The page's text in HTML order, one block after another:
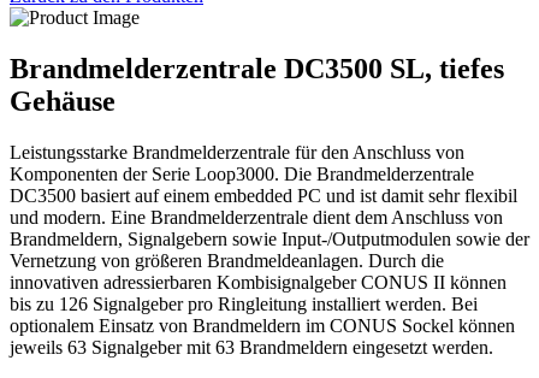
Brandmelderzentrale DC3500 SL, tiefes
Gehäuse
Leistungsstarke Brandmelderzentrale für den Anschluss von
Komponenten der Serie Loop3000. Die Brandmelderzentrale
DC3500 basiert auf einem embedded PC und ist damit sehr flexibil
und modern. Eine Brandmelderzentrale dient dem Anschluss von
Brandmeldern, Signalgebern sowie Input-/Outputmodulen sowie der
Vernetzung von größeren Brandmeldeanlagen. Durch die
innovativen adressierbaren Kombisignalgeber CONUS II können
bis zu 126 Signalgeber pro Ringleitung installiert werden. Bei
optionalem Einsatz von Brandmeldern im CONUS Sockel können
jeweils 63 Signalgeber mit 63 Brandmeldern eingesetzt werden.